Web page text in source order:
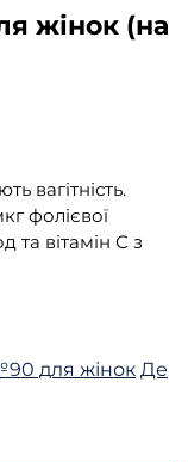
жінок (на
вагітність.
фолієвої
та вітамін С з
для жінок Де